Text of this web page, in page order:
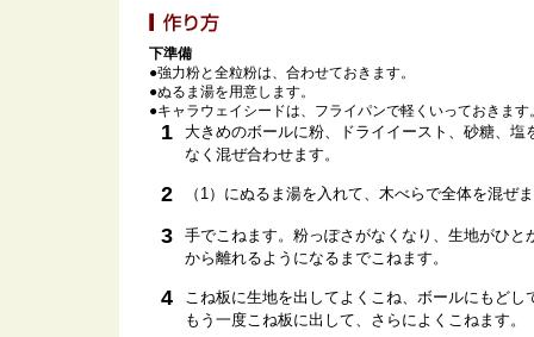
下準備
●強力粉と全粒粉は、合わせておきます。
●ぬるま湯を用意します。
●キャラウェイシードは、フライパンで軽くいっておきます
1
大きめのボールに粉、ドライイースト、砂糖、塩
なく混ぜ合わせます。
2 （1）にぬるま湯を入れて、木べらで全体を混ぜ
3
手でこねます。粉っぽさがなくなり、生地がひと
から離れるようになるまでこねます。
4
こね板に生地を出してよくこね、ボールにもどし
もう一度こね板に出して、さらによくこねます。